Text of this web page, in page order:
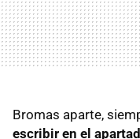
Bromas aparte,
escribir en el